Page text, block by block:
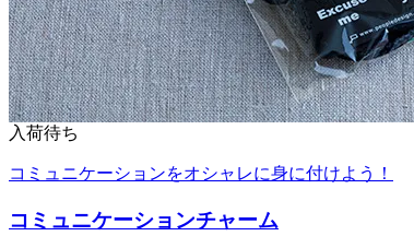
入荷待ち
コミュニケーションをオシャレに身に付けよう！
コミュニケーションチャーム